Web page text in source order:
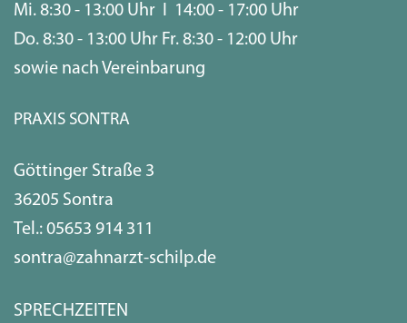
Mi. 8:30 - 13:00 Uhr I 14:00 - 17:00 Uhr
Do. 8:30 - 13:00 Uhr Fr. 8:30 - 12:00 Uhr
sowie nach Vereinbarung
PRAXIS SONTRA
Göttinger Straße 3
36205 Sontra
Tel.: 05653 914 311
sontra@zahnarzt-schilp.de
SPRECHZEITEN